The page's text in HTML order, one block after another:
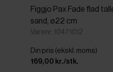
Figgjo Pax Fade flad
sand, ø22 cm
Varenr: 10471012
Din pris (ekskl. moms)
169,00 kr./stk.